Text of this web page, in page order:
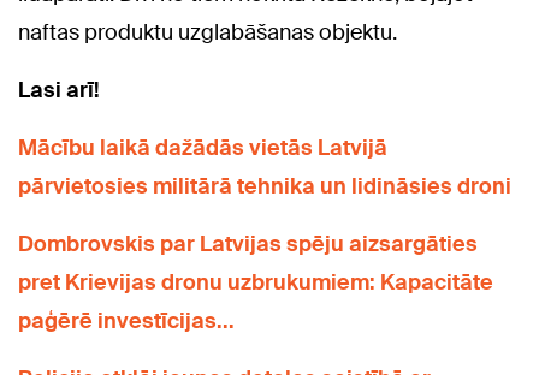
naftas produktu uzglabāšanas objektu.
Lasi arī!
Mācību laikā dažādās vietās Latvijā
pārvietosies militārā tehnika un lidināsies droni
Dombrovskis par Latvijas spēju aizsargāties
pret Krievijas dronu uzbrukumiem: Kapacitāte
paģērē investīcijas...